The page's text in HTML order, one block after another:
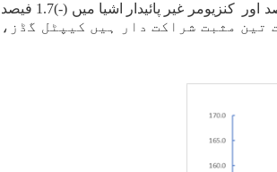
فیصد، انٹرمیڈیٹ گڈز میں 4.1 فیصد، انفراسٹرکچر/ تعمیراتی سامان میں 4.0 فیصد، کنزیومرپائیدار اشیاء میں 6.4 فیصد اور کنزیومر غیر پائیدار اشیا میں (-)1.7 فیصد
آئی آئی پی کی نمو میں سرفہرست تین مثبت شراکت دار ہیں کیپٹل گڈز،